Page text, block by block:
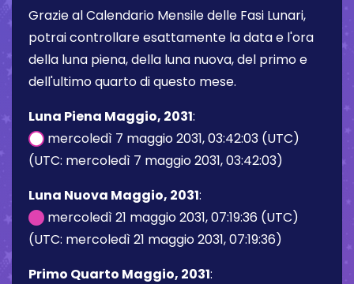
Grazie al Calendario Mensile delle Fasi Lunari,
potrai controllare esattamente la data e l'ora
della luna piena, della luna nuova, del primo e
dell'ultimo quarto di questo mese.
Luna Piena Maggio, 2031:
mercoledì 7 maggio 2031, 03:42:03 (UTC)
(UTC: mercoledì 7 maggio 2031, 03:42:03)
Luna Nuova Maggio, 2031:
mercoledì 21 maggio 2031, 07:19:36 (UTC)
(UTC: mercoledì 21 maggio 2031, 07:19:36)
Primo Quarto Maggio, 2031: